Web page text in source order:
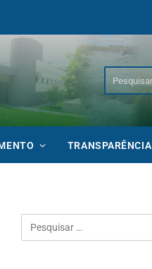
TRANSPARÊNCIA